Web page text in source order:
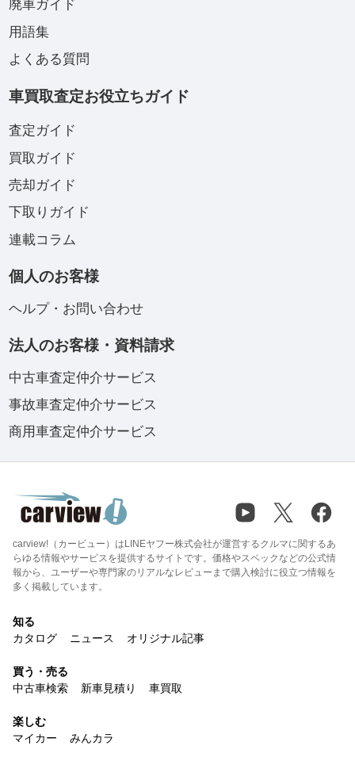
廃車ガイド
用語集
よくある質問
車買取査定お役立ちガイド
査定ガイド
買取ガイド
売却ガイド
下取りガイド
連載コラム
個人のお客様
ヘルプ・お問い合わせ
法人のお客様・資料請求
中古車査定仲介サービス
事故車査定仲介サービス
商用車査定仲介サービス
carview!（カービュー）はLINEヤフー株式会社が運営するクルマに関するあ
らゆる情報やサービスを提供するサイトです。価格やスペックなどの公式情
報から、ユーザーや専門家のリアルなレビューまで購入検討に役立つ情報を
多く掲載しています。
知る
カタログ
ニュース オリジナル記事
買う・売る
中古車検索
新車見積り 車買取
楽しむ
マイカー
みんカラ